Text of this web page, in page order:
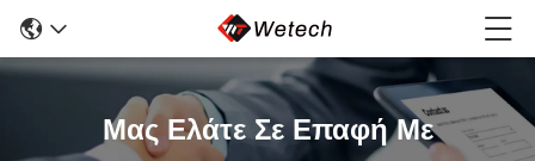
Μας Ελάτε Σε Επαφή Με